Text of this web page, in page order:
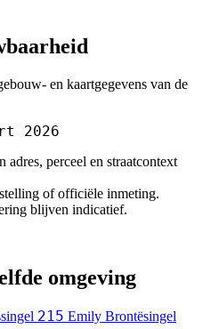
en kaartgegevens van de
2026
adres, perceel en straatcontext
of officiële inmeting.
blijven indicatief.
omgeving
215 Emily Brontësingel